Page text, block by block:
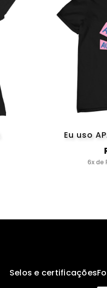
Eu uso
6x de
Selos e certificações